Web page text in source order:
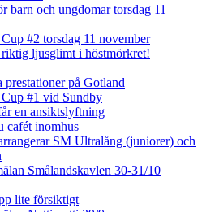
barn och ungdomar torsdag 11
#2 torsdag 11 november
ljusglimt i höstmörkret!
på Gotland
#1 vid Sundby
en ansiktslyftning
cafét inomhus
SM Ultralång (juniorer) och
Smålandskavlen 30-31/10
lite försiktigt